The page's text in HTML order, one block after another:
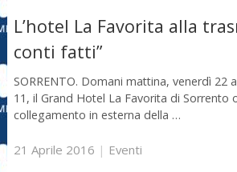
L’hotel La Favorita alla
conti fatti”
SORRENTO. Domani mattina, venerdì 22
11, il Grand Hotel La Favorita di Sorrento
collegamento in esterna della …
21 Aprile 2016 | Eventi